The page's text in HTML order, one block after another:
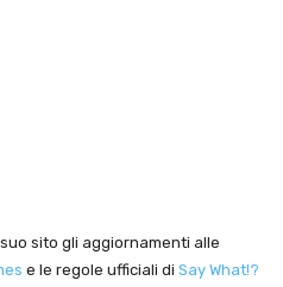
sito gli aggiornamenti alle
e le regole ufficiali di Say What!?